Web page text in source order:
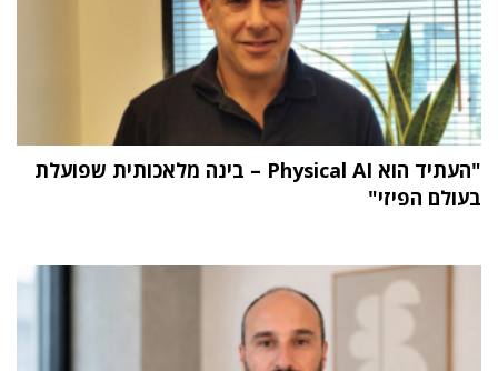
"העתיד הוא Physical AI – בינה מלאכותית שפועלת
בעולם הפיזי"